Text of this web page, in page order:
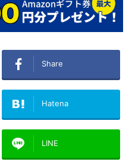
Share
Hatena
LINE